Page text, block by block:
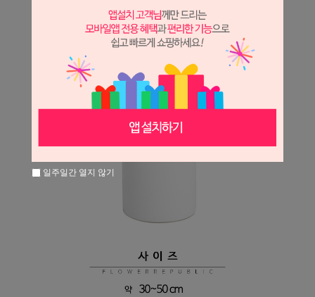
일주일간 열지 않기